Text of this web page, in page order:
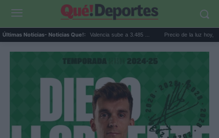
Últimas Noticias- Noticias Que!:
El precio de la vivienda en Valencia sube a 3.485 ... Precio de la luz hoy, jueves